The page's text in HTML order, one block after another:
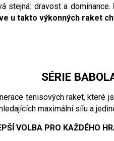
stejná: dravost a dominance.
u takto výkonných raket
SÉRIE
tenisových raket, které
maximální sílu a
VOLBA PRO KAŽDÉHO